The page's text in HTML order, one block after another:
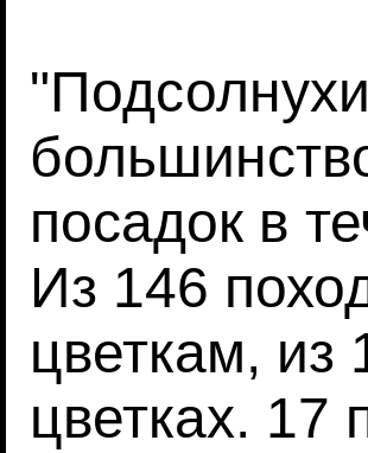
посадок в
Из 146
цветкам, из
цветках. 17